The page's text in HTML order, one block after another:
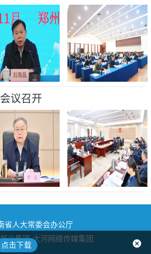
议召开
省人大常委会办公厅
业集团大河网络传媒集团
点击下载